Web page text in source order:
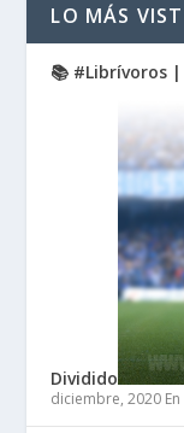
LO MÁS
📚 #Librívoros |
Dividido
diciembre, 2020